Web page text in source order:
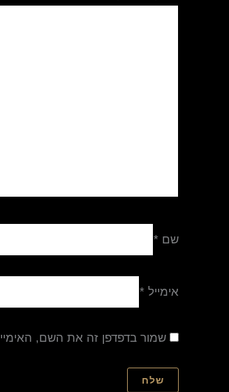
שם *
אימייל *
שמור בדפדפן זה את השם,